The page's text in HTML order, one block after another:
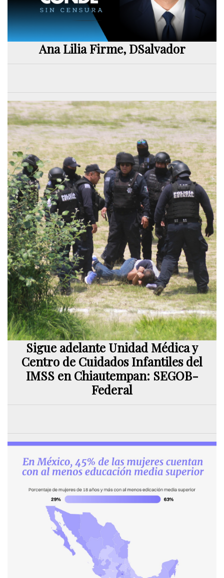
Ana Lilia Firme, DSalvador
Sigue adelante Unidad Médica y
Centro de Cuidados Infantiles del
IMSS en Chiautempan: SEGOB-
Federal